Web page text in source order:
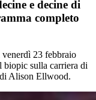
e decine di
completo
venerdì 23 febbraio
biopic sulla carriera di
Alison Ellwood.